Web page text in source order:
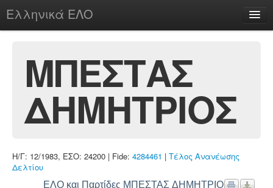
Ελληνικά ΕΛΟ
chesstu.be @ discord
Login
ΜΠΕΣΤΑΣ
ΔΗΜΗΤΡΙΟΣ
Η/Γ: 12/1983, ΕΣΟ: 24200 | Fide: 4284461 | Τέλος Ανανέωσης
Δελτίου
ΕΛΟ και Παρτίδες ΜΠΕΣΤΑΣ ΔΗΜΗΤΡΙΟΣ